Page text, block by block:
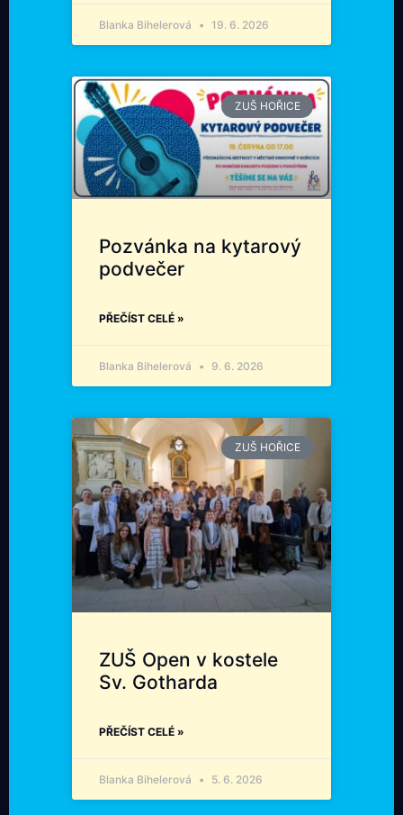
Blanka Bihelerová 19. 6. 2026
ZUŠ HOŘICE
Pozvánka na kytarový
podvečer
PŘEČÍST CELÉ »
Blanka Bihelerová 9. 6. 2026
ZUŠ HOŘICE
ZUŠ Open v kostele
Sv. Gotharda
PŘEČÍST CELÉ »
Blanka Bihelerová 5. 6. 2026